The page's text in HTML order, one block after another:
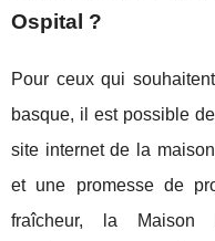
Ospital ?
Pour ceux qui
basque, il est possible
site internet de la
et une promesse de
fraîcheur, la Maison